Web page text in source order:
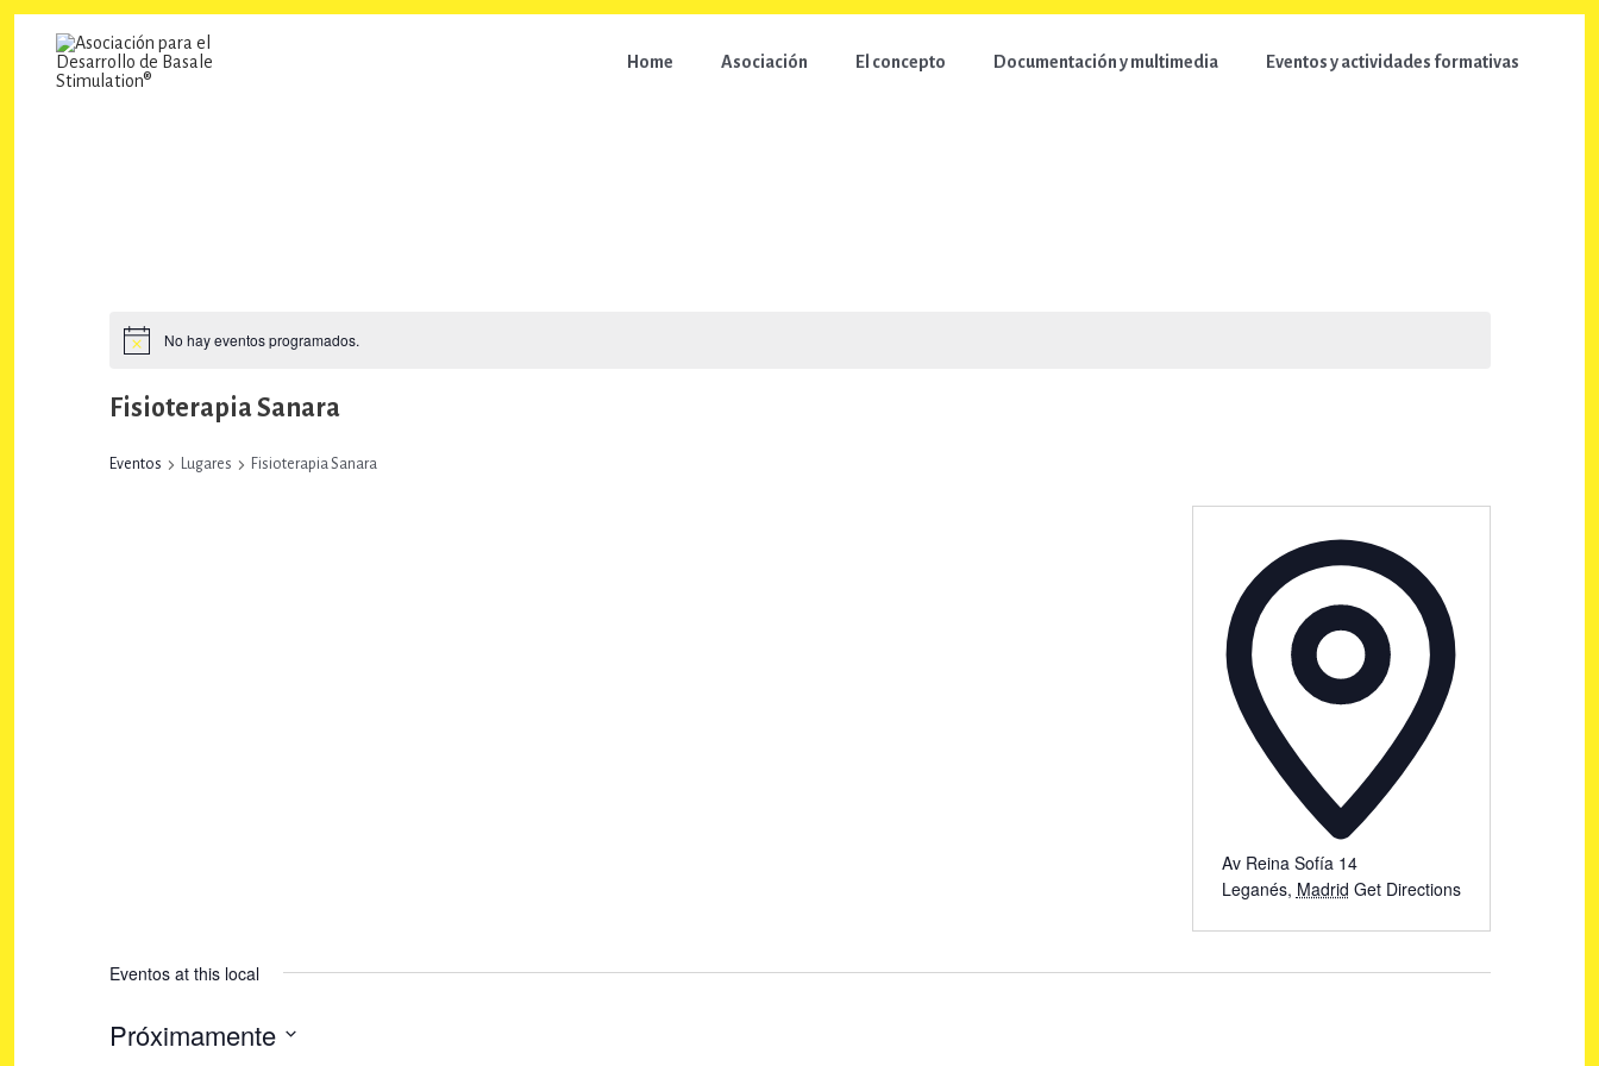
contenido
Home Asociación El concepto Documentación y multimedia Eventos y actividades formativas
No hay eventos programados.
Fisioterapia Sanara
Eventos Lugares Fisioterapia Sanara
Av Reina Sofía 14
Leganés, Madrid Get Directions
Eventos at this local
Próximamente